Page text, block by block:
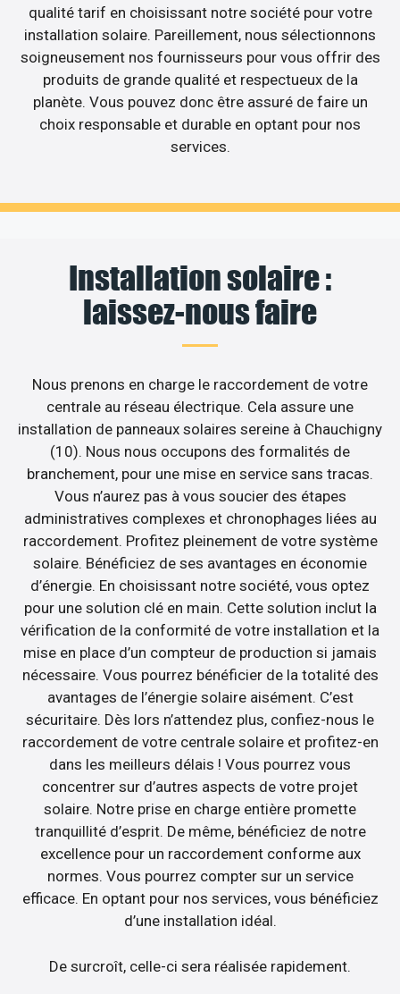
qualité tarif en choisissant notre société pour votre
installation solaire. Pareillement, nous sélectionnons
soigneusement nos fournisseurs pour vous offrir des
produits de grande qualité et respectueux de la
planète. Vous pouvez donc être assuré de faire un
choix responsable et durable en optant pour nos
services.
Installation solaire :
laissez-nous faire
Nous prenons en charge le raccordement de votre
centrale au réseau électrique. Cela assure une
installation de panneaux solaires sereine à Chauchigny
(10). Nous nous occupons des formalités de
branchement, pour une mise en service sans tracas.
Vous n’aurez pas à vous soucier des étapes
administratives complexes et chronophages liées au
raccordement. Profitez pleinement de votre système
solaire. Bénéficiez de ses avantages en économie
d’énergie. En choisissant notre société, vous optez
pour une solution clé en main. Cette solution inclut la
vérification de la conformité de votre installation et la
mise en place d’un compteur de production si jamais
nécessaire. Vous pourrez bénéficier de la totalité des
avantages de l’énergie solaire aisément. C’est
sécuritaire. Dès lors n’attendez plus, confiez-nous le
raccordement de votre centrale solaire et profitez-en
dans les meilleurs délais ! Vous pourrez vous
concentrer sur d’autres aspects de votre projet
solaire. Notre prise en charge entière promette
tranquillité d’esprit. De même, bénéficiez de notre
excellence pour un raccordement conforme aux
normes. Vous pourrez compter sur un service
efficace. En optant pour nos services, vous bénéficiez
d’une installation idéal.
De surcroît, celle-ci sera réalisée rapidement.